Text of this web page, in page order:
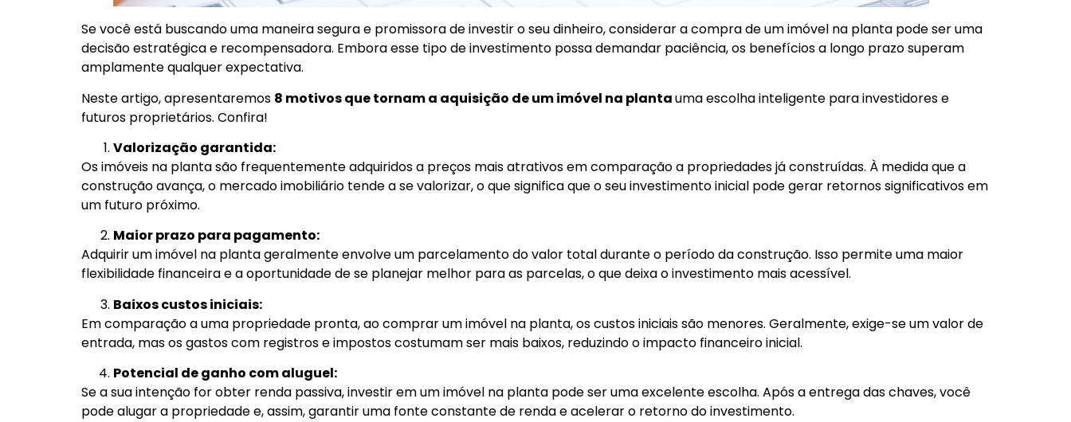
Se você está buscando uma maneira segura e promissora de investir o seu dinheiro, considerar a compra de um imóvel na planta pode ser uma
decisão estratégica e recompensadora. Embora esse tipo de investimento possa demandar paciência, os benefícios a longo prazo superam
amplamente qualquer expectativa.
Neste artigo, apresentaremos 8 motivos que tornam a aquisição de um imóvel na plantauma escolha inteligente para investidores e
futuros proprietários. Confira!
Valorização garantida:
Os imóveis na planta são frequentemente adquiridos a preços mais atrativos em comparação a propriedades já construídas. À medida que a
construção avança, o mercado imobiliário tende a se valorizar, o que significa que o seu investimento inicial pode gerar retornos significativos em
um futuro próximo.
Maior prazo para pagamento:
Adquirir um imóvel na planta geralmente envolve um parcelamento do valor total durante o período da construção. Isso permite uma maior
flexibilidade financeira e a oportunidade de se planejar melhor para as parcelas, o que deixa o investimento mais acessível.
Baixos custos iniciais:
Em comparação a uma propriedade pronta, ao comprar um imóvel na planta, os custos iniciais são menores. Geralmente, exige-se um valor de
entrada, mas os gastos com registros e impostos costumam ser mais baixos, reduzindo o impacto financeiro inicial.
Potencial de ganho com aluguel:
Se a sua intenção for obter renda passiva, investir em um imóvel na planta pode ser uma excelente escolha. Após a entrega das chaves, você
pode alugar a propriedade e, assim, garantir uma fonte constante de renda e acelerar o retorno do investimento.